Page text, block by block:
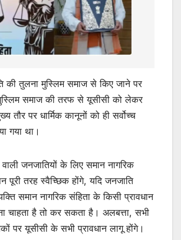
की तुलना मुस्लिम समाज से किए जाने पर
समाज की तरफ से यूसीसी को लेकर
तौर पर धार्मिक कानूनों को ही सर्वोच्च
गया था।
जनजातियों के लिए समान नागरिक
पूरी तरह स्वैच्छिक होंगे, यदि जनजाति
समान नागरिक संहिता के किसी प्रावधान
चाहता है तो कर सकता है। अलबत्ता, सभी
पर यूसीसी के सभी प्रावधान लागू होंगे।